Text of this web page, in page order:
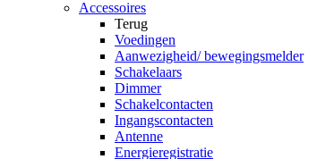
Accessoires
Terug
Voedingen
Aanwezigheid/ bewegingsmelder
Schakelaars
Dimmer
Schakelcontacten
Ingangscontacten
Antenne
Energieregistratie